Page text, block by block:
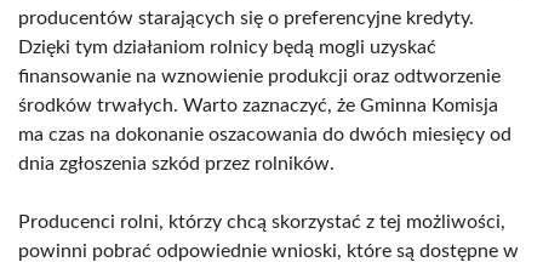
producentów starających się o preferencyjne kredyty.
Dzięki tym działaniom rolnicy będą mogli uzyskać
finansowanie na wznowienie produkcji oraz odtworzenie
środków trwałych. Warto zaznaczyć, że Gminna Komisja
ma czas na dokonanie oszacowania do dwóch miesięcy od
dnia zgłoszenia szkód przez rolników.
Producenci rolni, którzy chcą skorzystać z tej możliwości,
powinni pobrać odpowiednie wnioski, które są dostępne w